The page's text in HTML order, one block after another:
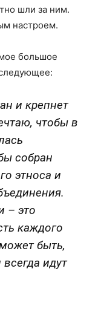
шли за ним.
настроем.
большое
и крепнет
чтобы в
собран
этноса и
– это
каждого
быть,
идут